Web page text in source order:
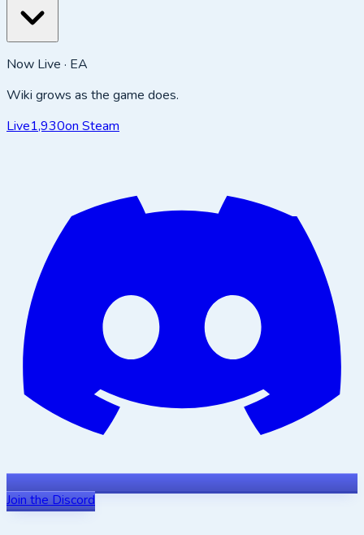
Now Live · EA
Wiki grows as the game does.
Live1,930on Steam
Join the Discord